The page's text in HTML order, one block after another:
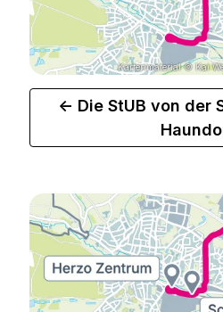
Kartenmaterial © Kai
<- Die StUB von der